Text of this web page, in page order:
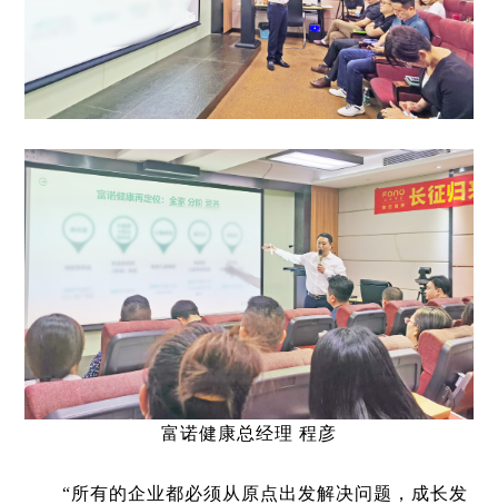
富诺健康总经理 程彦
“所有的企业都必须从原点出发解决问题，成长发